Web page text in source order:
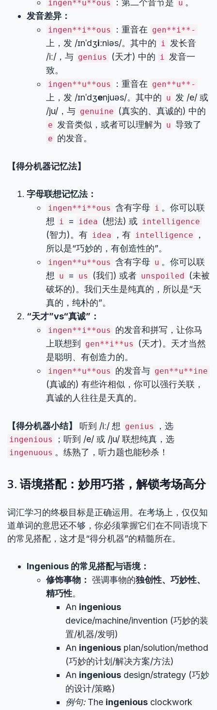
ingen**u**ous ：第二个音节是 u 。
发音差异：
ingen**i**ous ：重音在 gen**i**-
上，发 /ɪnˈdʒiːniəs/。其中的 i 发长音
/iː/，与 genius (天才) 中的 i 发音一
致。
ingen**u**ous ：重音在 gen**u**-
上，发 /ɪnˈdʒenjuəs/。其中的 u 发 /e/ 或
/ju/，与 genuine (真实的、真诚的) 中的
e 发音类似，或者可以理解为 u 导致了
e 的发音。
【得分机器记忆法】
字母联想记忆法：
ingen**i**ous 含有字母 i 。你可以联
想
i = idea (想法) 或 intelligence
(智力)。有 idea ，有 intelligence
，
所以是“巧妙的，有创造性的”。
ingen**u**ous 含有字母 u 。你可以联
想
u = us (我们) 或者 unspoiled
(未被
破坏的)。我们天生是纯真的，所以是“天
真的，纯朴的”。
“天才”vs“真诚”：
ingen**i**ous
的发音和拼写，让你马
上联想到
gen**i**us
(天才)。天才当然
是聪明、有创造力的。
ingen**u**ous 的发音与 gen**u**ine
(真诚的) 有些许相似，你可以强行关联，
真诚的人往往是天真的。
【得分机器小结】 听到 /iː/ 想 genius ，选
ingenious ；听到 /e/ 或 /ju/ 联想纯真，选
ingenuous 。练熟了，听力题也能秒杀！
3. 语境搭配：妙用巧搭，解锁考场高分
词汇学习的终极目标是正确运用。在考场上，仅仅知
道单词的意思还不够，你必须掌握它们在不同语境下
的常见搭配，这才是“得分机器”的精髓所在。
Ingenious 的常见搭配与语境：
修饰事物： 强调事物的独创性、巧妙性、
精巧性。
An ingenious
device/machine/invention (巧妙的装
置/机器/发明)
An ingenious plan/solution/method
(巧妙的计划/解决方案/方法)
An ingenious design/strategy (巧妙
的设计/策略)
例句:The ingenious clockwork